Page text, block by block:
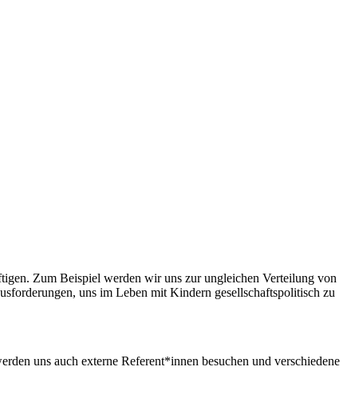
Zum Beispiel werden wir uns zur ungleichen Verteilung von
uns im Leben mit Kindern gesellschaftspolitisch zu
uns auch externe Referent*innen besuchen und verschiedene